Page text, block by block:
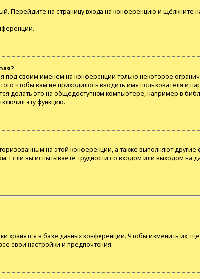
Перейдите на страницу входа на конференцию и щёлкните
под своим именем на конференции только некоторое
чтобы вам не приходилось вводить имя пользователя и
делать это на общедоступном компьютере, например в
эту функцию.
на этой конференции, а также выполняют другие
Если вы испытываете трудности со входом или выходом на
хранятся в базе данных конференции. Чтобы изменить их,
свои настройки и предпочтения.